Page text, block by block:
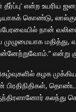
என்ற உயரிய
கொண்டு,
நான்
மதித்து,
என்று
கழக
பிரதிநிதிகள்,
கலந்து